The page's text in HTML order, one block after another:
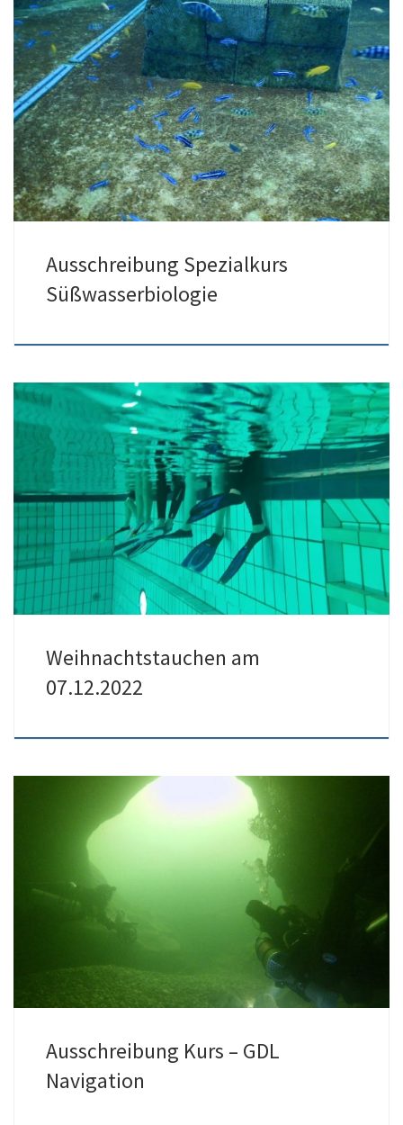
29./30.04.2023 findet der Spezialkurs Süßwasserbiologie statt.
Anmeldungen ab sofort möglich. Anmeldeschluss ist der
15.04.2023 Weitere Details, sowie […]
Ausschreibung Spezialkurs
Süßwasserbiologie
Am 07.12.2022 veranstaltete der TSC-Nautilus ein
Weihnachtstauchen im Hallenbad in Erftstadt-Liblar. Leider waren
einige Mitglieder […]
Weihnachtstauchen am
07.12.2022
03./04.06.2023 findet der Kurs GDL Navigation statt. Anmeldungen
ab sofort möglich. Anmeldeschluss ist der 15.05.2023 […]
Ausschreibung Kurs – GDL
Navigation